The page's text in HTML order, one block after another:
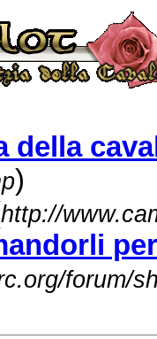
della
)
http://
forum/